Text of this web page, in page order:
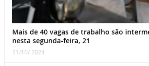
Mais de 40 vagas de trabalho são
nesta segunda-feira, 21
21/10/ 2024